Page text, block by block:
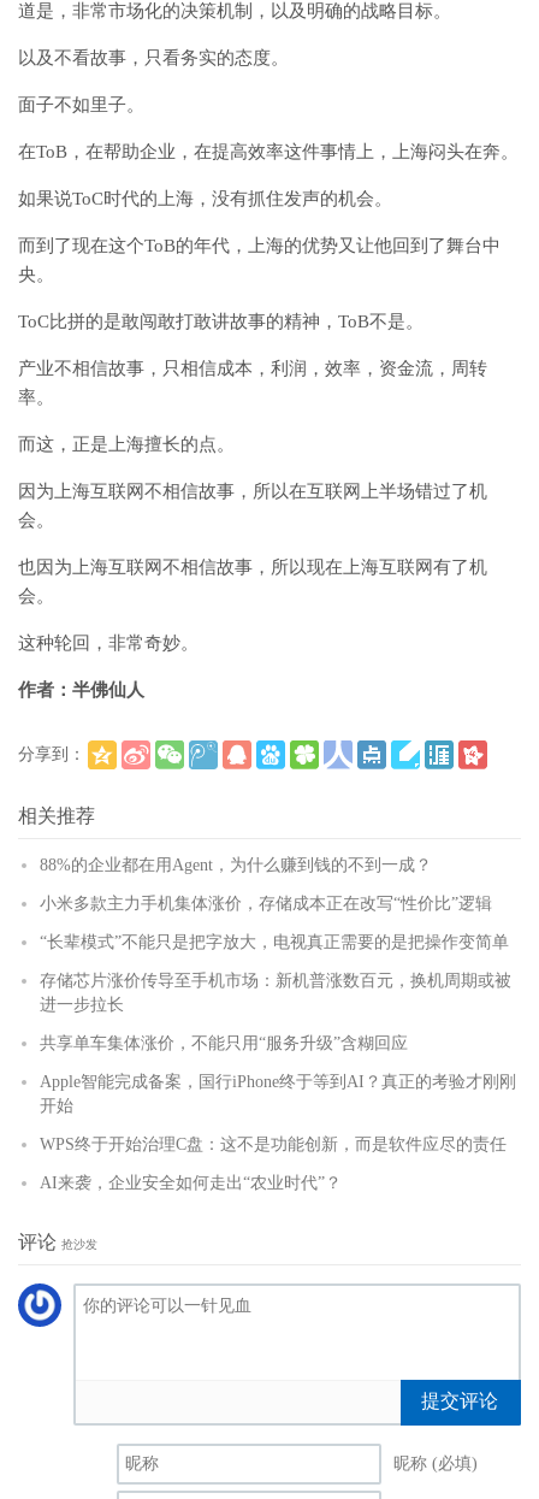
道是，非常市场化的决策机制，以及明确的战略目标。
以及不看故事，只看务实的态度。
面子不如里子。
在ToB，在帮助企业，在提高效率这件事情上，上海闷头在奔。
如果说ToC时代的上海，没有抓住发声的机会。
而到了现在这个ToB的年代，上海的优势又让他回到了舞台中
央。
ToC比拼的是敢闯敢打敢讲故事的精神，ToB不是。
产业不相信故事，只相信成本，利润，效率，资金流，周转
率。
而这，正是上海擅长的点。
因为上海互联网不相信故事，所以在互联网上半场错过了机
会。
也因为上海互联网不相信故事，所以现在上海互联网有了机
会。
这种轮回，非常奇妙。
作者：半佛仙人
分享到：
相关推荐
88%的企业都在用Agent，为什么赚到钱的不到一成？
小米多款主力手机集体涨价，存储成本正在改写“性价比”逻辑
“长辈模式”不能只是把字放大，电视真正需要的是把操作变简单
存储芯片涨价传导至手机市场：新机普涨数百元，换机周期或被
进一步拉长
共享单车集体涨价，不能只用“服务升级”含糊回应
Apple智能完成备案，国行iPhone终于等到AI？真正的考验才刚刚
开始
WPS终于开始治理C盘：这不是功能创新，而是软件应尽的责任
AI来袭，企业安全如何走出“农业时代”？
评论 抢沙发
提交评论
昵称 (必填)